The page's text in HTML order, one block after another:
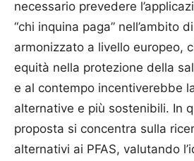
necessario prevedere
“chi inquina paga” nell’ambito
armonizzato a livello europeo,
equità nella protezione della
e al contempo incentiverebbe
alternative e più sostenibili. In
proposta si concentra sulla
alternativi ai PFAS, valutando